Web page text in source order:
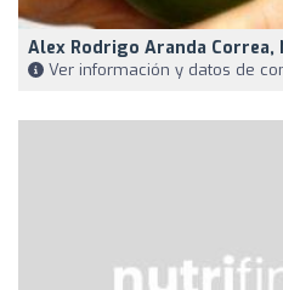
Alex Rodrigo Aranda
Ver información y datos de